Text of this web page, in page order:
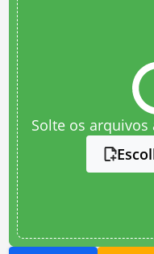
Solte os